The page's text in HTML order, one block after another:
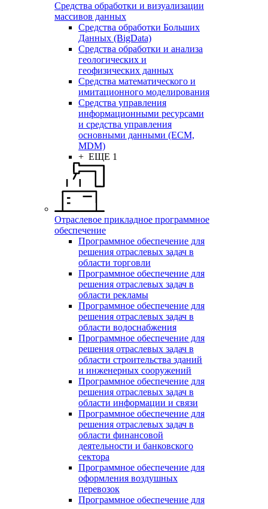
Средства обработки и визуализации
массивов данных
Средства обработки Больших
Данных (BigData)
Средства обработки и анализа
геологических и
геофизических данных
Средства математического и
имитационного моделирования
Средства управления
информационными ресурсами
и средства управления
основными данными (ECM,
MDM)
+ ЕЩЕ 1
Отраслевое прикладное программное
обеспечение
Программное обеспечение для
решения отраслевых задач в
области торговли
Программное обеспечение для
решения отраслевых задач в
области рекламы
Программное обеспечение для
решения отраслевых задач в
области водоснабжения
Программное обеспечение для
решения отраслевых задач в
области строительства зданий
и инженерных сооружений
Программное обеспечение для
решения отраслевых задач в
области информации и связи
Программное обеспечение для
решения отраслевых задач в
области финансовой
деятельности и банковского
сектора
Программное обеспечение для
оформления воздушных
перевозок
Программное обеспечение для